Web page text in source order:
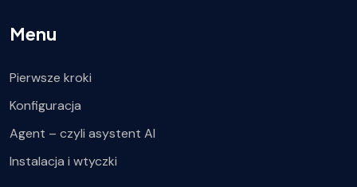
Menu
Pierwsze kroki
Konfiguracja
Agent – czyli asystent AI
Instalacja i wtyczki